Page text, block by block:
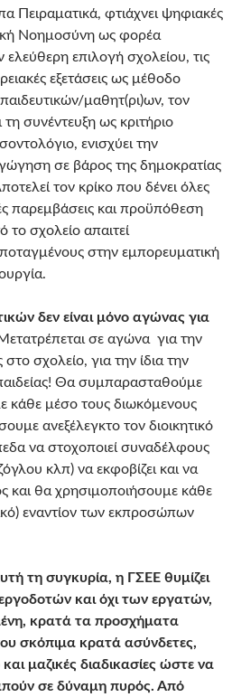
Πειραματικά, φτιάχνει ψηφιακές
Νοημοσύνη ως φορέα
επιλογή σχολείου, τις
εξετάσεις ως μέθοδο
μαθητ(ρι)ων, τον
συνέντευξη ως κριτήριο
ενισχύει την
σε βάρος της δημοκρατίας
τον κρίκο που δένει όλες
παρεμβάσεις και προϋπόθεση
το σχολείο απαιτεί
στην εμπορευματική
δεν είναι μόνο αγώνας για
σε αγώνα για την
σχολείο, για την ίδια την
Θα συμπαρασταθούμε
κάθε μέσο τους διωκόμενους
ανεξέλεγκτο τον διοικητικό
να στοχοποιεί συναδέλφους
κλπ) να εκφοβίζει και να
και θα χρησιμοποιήσουμε κάθε
εναντίον των εκπροσώπων
τη συγκυρία, η ΓΣΕΕ θυμίζει
και όχι των εργατών,
κρατά τα προσχήματα
σκόπιμα κρατά ασύνδετες,
μαζικές διαδικασίες ώστε να
σε δύναμη πυρός. Από